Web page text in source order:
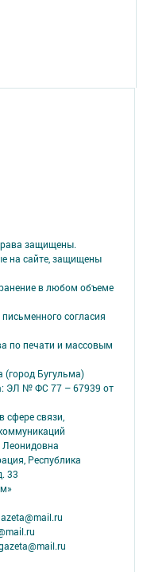
защищены.
на сайте, защищены
в любом объеме
согласия
по печати и массовым
(город Бугульма)
ЭЛ № ФС 77 – 67939 от
связи,
Республика
33